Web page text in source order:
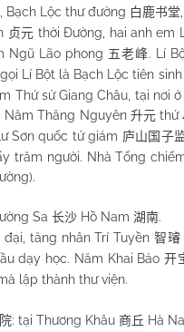
, Bạch Lộc thư đường 白鹿书堂
贞元 thời Đường, hai anh em
Ngũ Lão phong 五老峰. Lí
Lí Bột là Bạch Lộc tiên sinh
Thứ sử Giang Châu, tại nơi
Năm Thăng Nguyên 升元 thứ
Sơn quốc tử giám 庐山国子
trăm người. Nhà Tống
Sa 长沙 Hồ Nam 湖南.
tăng nhân Trí Tuyền智璿
dạy học. Năm Khai Bảo开
lập thành thư viện.
: tại Thương Khâu 商丘 Hà